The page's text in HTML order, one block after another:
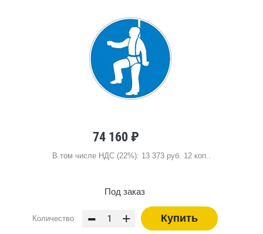
74 160 ₽
В том числе НДС (22%): 13 373 руб. 12 коп..
Под заказ
Количество - + Купить